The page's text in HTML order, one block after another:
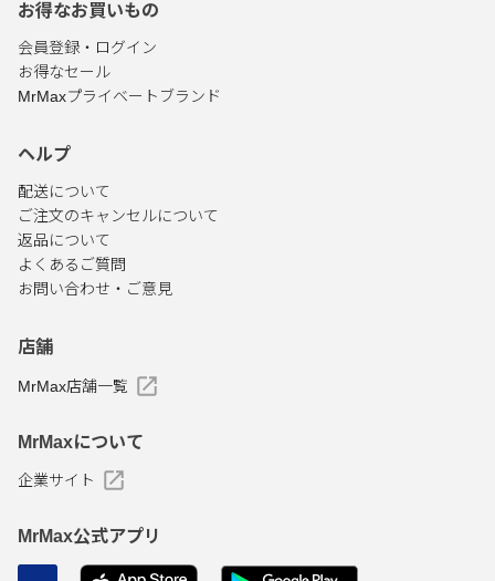
お得なお買いもの
会員登録・ログイン
お得なセール
MrMaxプライベートブランド
ヘルプ
配送について
ご注文のキャンセルについて
返品について
よくあるご質問
お問い合わせ・ご意見
店舗
MrMax店舗一覧
MrMaxについて
企業サイト
MrMax公式アプリ